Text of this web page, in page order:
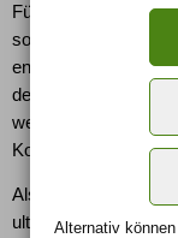
Für exzellente
sorgt eine üppig
entwickelte
den Maßen 420 x 40
werden von den
Kolbenanlagen in
Als maximale Rad-/
ultraleichte,
Alternativ